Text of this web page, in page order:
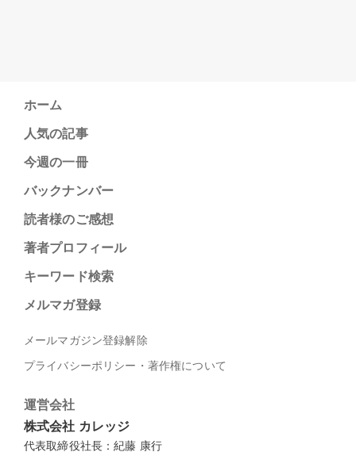
ホーム
人気の記事
今週の一冊
バックナンバー
読者様のご感想
著者プロフィール
キーワード検索
メルマガ登録
メールマガジン登録解除
プライバシーポリシー・著作権について
運営会社
株式会社 カレッジ
代表取締役社長：紀藤 康行